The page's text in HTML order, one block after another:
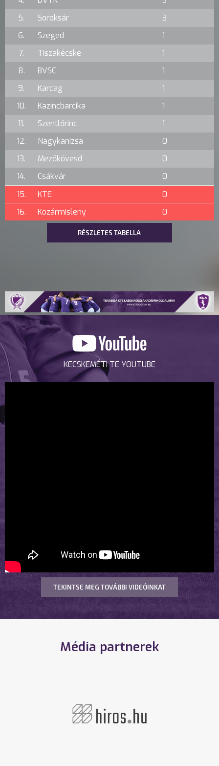
5.
Soroksár
3
6.
Szeged
1
7.
Tiszakécske
1
8.
BVSC
1
9.
Karcag
1
10.
Kazincbarcika
1
11.
Szentlőrinc
1
12.
Nagykanizsa
0
13.
Mezőkövesd
0
14.
Csákvár
0
15.
KTE
0
16.
Kozármisleny 0
RÉSZLETES TABELLA
KECSKEMÉTI TE YOUTUBE
TEKINTSE MEG TOVÁBBI VIDEÓINKAT
Média partnerek